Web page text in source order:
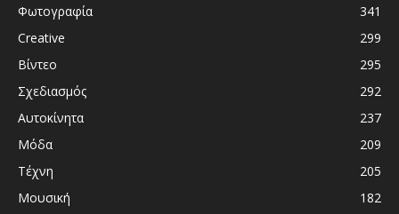
Φωτογραφία
341
Creative
299
Βίντεο
295
Σχεδιασμός
292
Αυτοκίνητα
237
Μόδα
209
Τέχνη
205
Μουσική
182